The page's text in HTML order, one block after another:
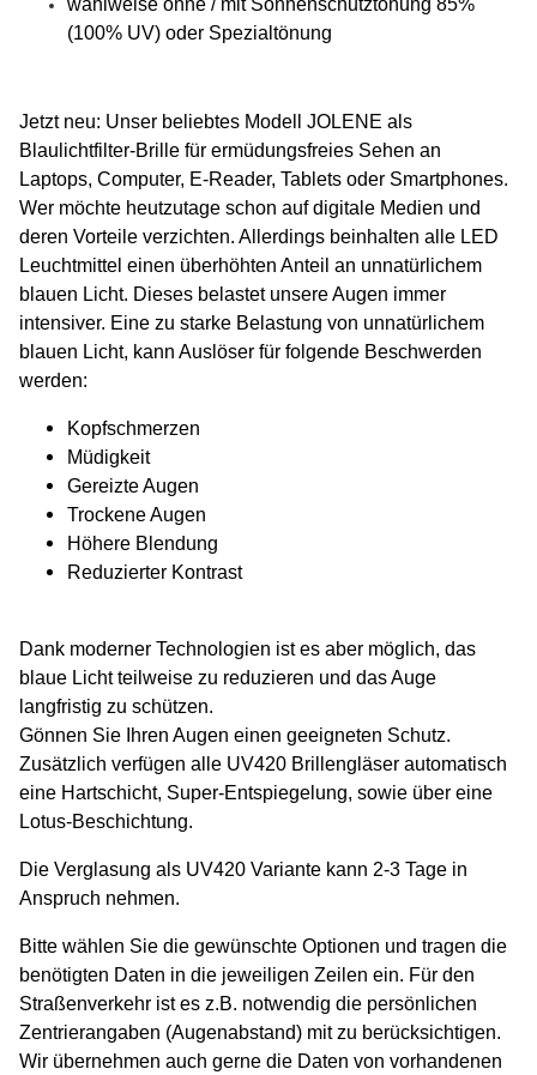
wahlweise ohne / mit Sonnenschutztönung 85%
(100% UV) oder Spezialtönung
Jetzt neu: Unser beliebtes Modell JOLENE als
Blaulichtfilter-Brille für ermüdungsfreies Sehen an
Laptops, Computer, E-Reader, Tablets oder Smartphones.
Wer möchte heutzutage schon auf digitale Medien und
deren Vorteile verzichten. Allerdings beinhalten alle LED
Leuchtmittel einen überhöhten Anteil an unnatürlichem
blauen Licht. Dieses belastet unsere Augen immer
intensiver. Eine zu starke Belastung von unnatürlichem
blauen Licht, kann Auslöser für folgende Beschwerden
werden:
Kopfschmerzen
Müdigkeit
Gereizte Augen
Trockene Augen
Höhere Blendung
Reduzierter Kontrast
Dank moderner Technologien ist es aber möglich, das
blaue Licht teilweise zu reduzieren und das Auge
langfristig zu schützen.
Gönnen Sie Ihren Augen einen geeigneten Schutz.
Zusätzlich verfügen alle UV420 Brillengläser automatisch
eine Hartschicht, Super-Entspiegelung, sowie über eine
Lotus-Beschichtung.
Die Verglasung als UV420 Variante kann 2-3 Tage in
Anspruch nehmen.
Bitte wählen Sie die gewünschte Optionen und tragen die
benötigten Daten in die jeweiligen Zeilen ein. Für den
Straßenverkehr ist es z.B. notwendig die persönlichen
Zentrierangaben (Augenabstand) mit zu berücksichtigen.
Wir übernehmen auch gerne die Daten von vorhandenen